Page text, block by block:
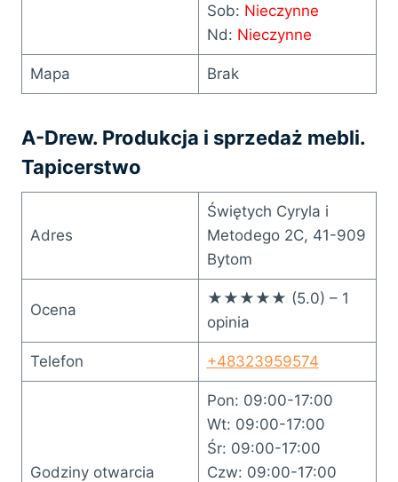
Sob: Nieczynne
Nd: Nieczynne
Mapa Brak
A-Drew. Produkcja i sprzedaż mebli.
Tapicerstwo
Adres
Świętych Cyryla i
Metodego 2C, 41-909
Bytom
Ocena
★★★★★ (5.0) – 1
opinia
Telefon +48323959574
Godziny otwarcia
Pon: 09:00-17:00
Wt: 09:00-17:00
Śr: 09:00-17:00
Czw: 09:00-17:00